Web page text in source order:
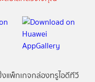
แพ็กเกจกล่องทรูไอดีทีวี